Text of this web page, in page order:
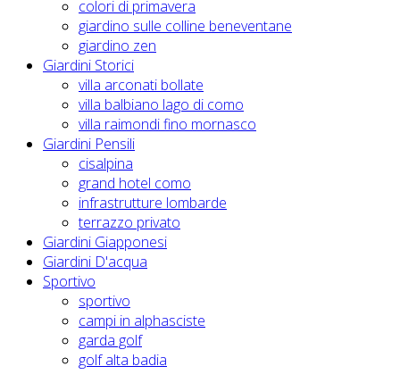
colori di primavera
giardino sulle colline beneventane
giardino zen
Giardini Storici
villa arconati bollate
villa balbiano lago di como
villa raimondi fino mornasco
Giardini Pensili
cisalpina
grand hotel como
infrastrutture lombarde
terrazzo privato
Giardini Giapponesi
Giardini D'acqua
Sportivo
sportivo
campi in alphasciste
garda golf
golf alta badia